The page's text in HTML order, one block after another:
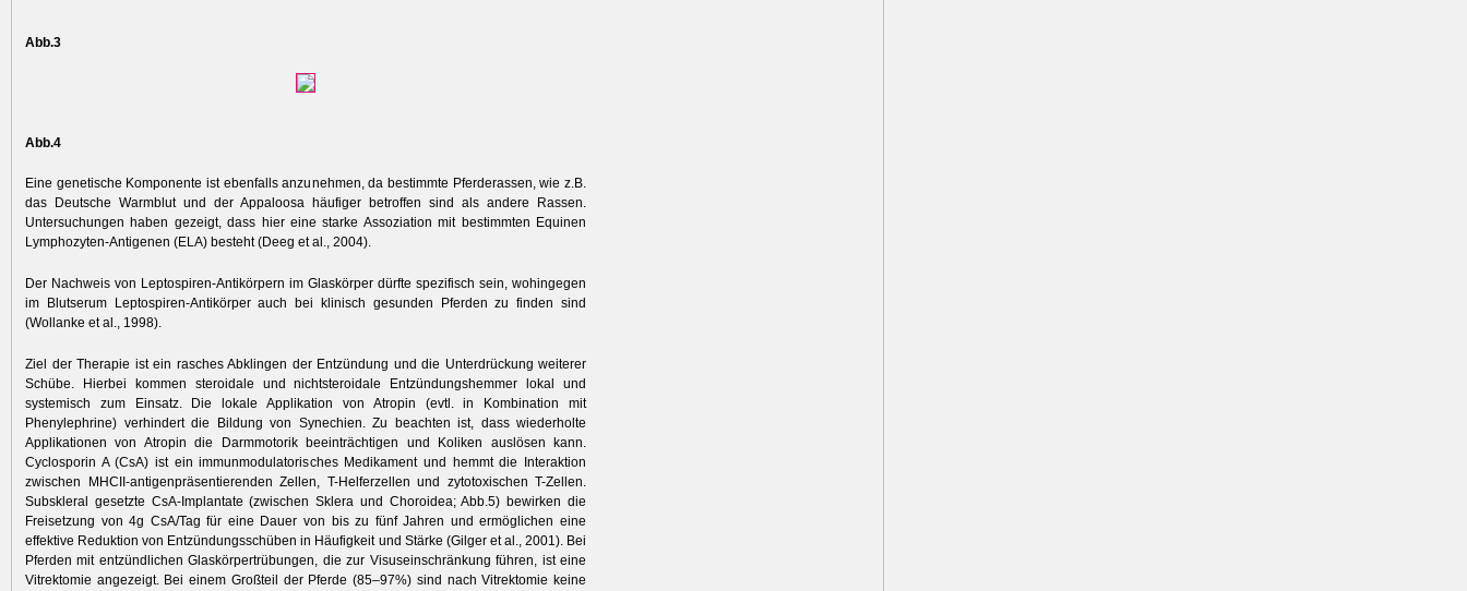
Abb.3
Abb.4
Eine genetische Komponente ist ebenfalls anzunehmen, da bestimmte Pferde­rassen, wie z.B.
das Deutsche Warmblut und der Appaloosa häufiger betroffen sind als andere Rassen.
Untersuchungen haben gezeigt, dass hier eine starke Assoziation mit bestimmten Equinen
Lymphozyten-­Antigenen (ELA) besteht (Deeg et al., 2004).
Der Nachweis von Leptospiren-Antikörpern im Glaskörper dürfte spezifisch sein, wohingegen
im Blutserum Leptospiren-Antikörper auch bei klinisch gesunden Pferden zu finden sind
(Wollanke et al., 1998).
Ziel der Therapie ist ein rasches Abklingen der Entzündung und die Unterdrückung weiterer
Schübe. Hierbei kommen steroidale und nichtsteroidale Entzündungshemmer lokal und
systemisch zum Einsatz. Die lokale Applikation von Atropin (evtl. in Kombination mit
Phenylephrine) verhindert die Bildung von Synechien. Zu beachten ist, dass wiederholte
Applikationen von Atropin die Darmmotorik beeinträchtigen und Koliken auslösen kann.
Cyclosporin A (CsA) ist ein immunmodulatorisches Medikament und hemmt die Interaktion
zwischen MHCII-antigenpräsentierenden Zellen, T-Helferzellen und zytotoxischen T-Zellen.
Subskleral gesetzte CsA-Implantate (zwischen Sklera und Choroidea; Abb.5) bewirken die
Freisetzung von 4g CsA/Tag für eine Dauer von bis zu fünf Jahren und ermöglichen eine
effektive Reduktion von Entzündungsschüben in Häufigkeit und Stärke (Gilger et al., 2001). Bei
Pferden mit entzündlichen Glaskörpertrübungen, die zur Visuseinschränkung führen, ist eine
Vitrektomie angezeigt. Bei einem Großteil der Pferde (85–97%) sind nach Vitrektomie keine